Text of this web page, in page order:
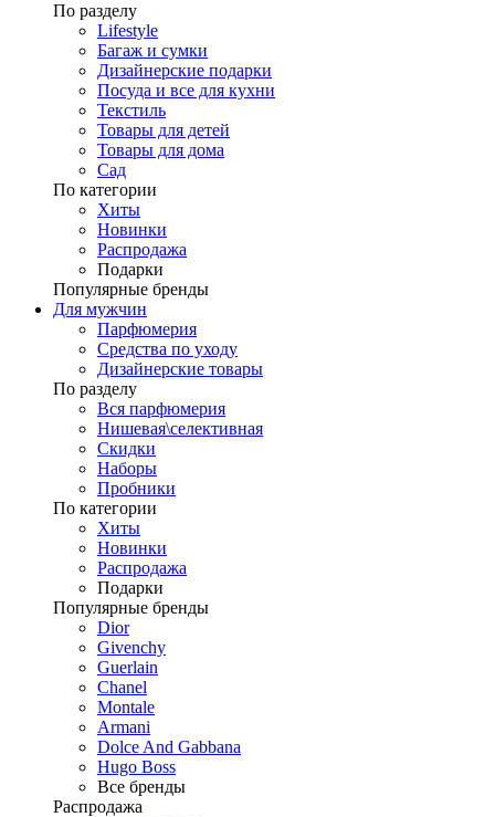
По разделу
Lifestyle
Багаж и сумки
Дизайнерские подарки
Посуда и все для кухни
Текстиль
Товары для детей
Товары для дома
Сад
По категории
Хиты
Новинки
Распродажа
Подарки
Популярные бренды
Для мужчин
Парфюмерия
Средства по уходу
Дизайнерские товары
По разделу
Вся парфюмерия
Нишевая\селективная
Скидки
Наборы
Пробники
По категории
Хиты
Новинки
Распродажа
Подарки
Популярные бренды
Dior
Givenchy
Guerlain
Chanel
Montale
Armani
Dolce And Gabbana
Hugo Boss
Все бренды
Распродажа